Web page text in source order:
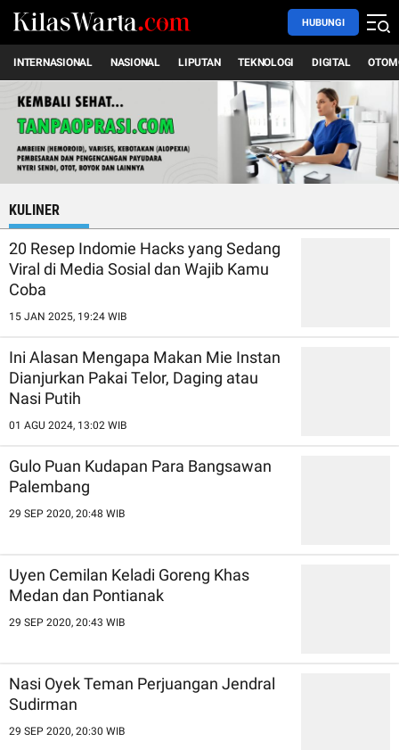
HUBUNGI
INTERNASIONAL NASIONAL LIPUTAN TEKNOLOGI DIGITAL
KULINER
20 Resep Indomie Hacks yang Sedang
Viral di Media Sosial dan Wajib Kamu
Coba
15 JAN 2025, 19:24 WIB
Ini Alasan Mengapa Makan Mie Instan
Dianjurkan Pakai Telor, Daging atau
Nasi Putih
01 AGU 2024, 13:02 WIB
Gulo Puan Kudapan Para Bangsawan
Palembang
29 SEP 2020, 20:48 WIB
Uyen Cemilan Keladi Goreng Khas
Medan dan Pontianak
29 SEP 2020, 20:43 WIB
Nasi Oyek Teman Perjuangan Jendral
Sudirman
29 SEP 2020, 20:30 WIB